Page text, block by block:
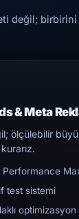
değil;
& Meta
ölçülebilir
test sistemi
optimizasyon